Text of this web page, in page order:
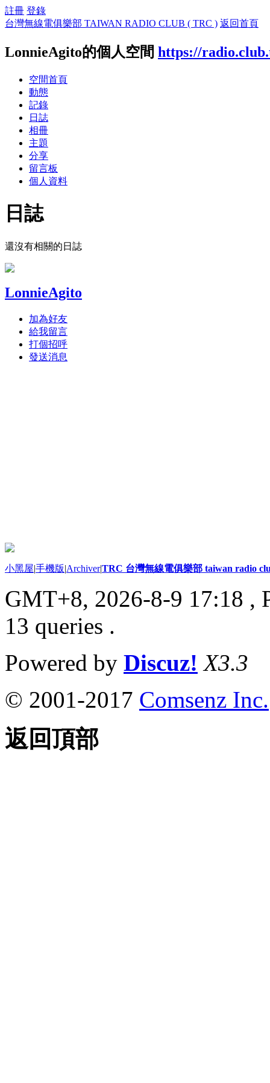
註冊 登錄
台灣無線電俱樂部 TAIWAN RADIO CLUB ( TRC ) 返回首頁
LonnieAgito的個人空間 https://
空間首頁
動態
記錄
日誌
相冊
主題
分享
留言板
個人資料
日誌
還沒有相關的日誌
LonnieAgito
加為好友
給我留言
打個招呼
發送消息
小黑屋|手機版|Archiver|TRC 台灣無線電俱樂部 taiwan radio
GMT+8, 2026-8-9 17:18 ,
13 queries .
Powered by Discuz! X3.3
© 2001-2017 Comsenz Inc.
返回頂部